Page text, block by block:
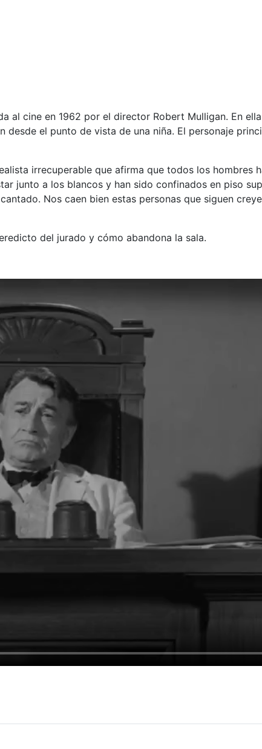
al cine en 1962 por el director Robert Mulligan. En
el punto de vista de una niña. El personaje
irrecuperable que afirma que todos los hombres
junto a los blancos y han sido confinados en piso
Nos caen bien estas personas que siguen
del jurado y cómo abandona la sala.